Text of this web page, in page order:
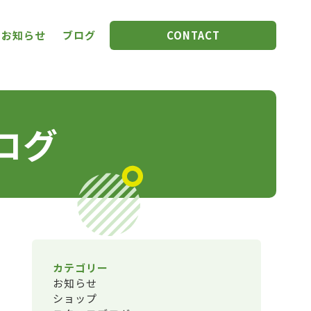
CONTACT
お知らせ ブログ
グ
カテゴリー
お知らせ
ショップ